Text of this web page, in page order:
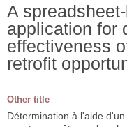
A
application for
effectiveness
retrofit
Other title
Détermination à l'aide